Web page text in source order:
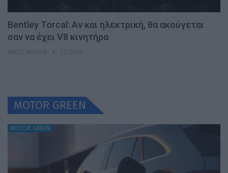
Bentley Torcal: Αν και ηλεκτρική, θα ακούγεται
σαν να έχει V8 κινητήρα
MOTOR GREEN
MOTOR GREEN